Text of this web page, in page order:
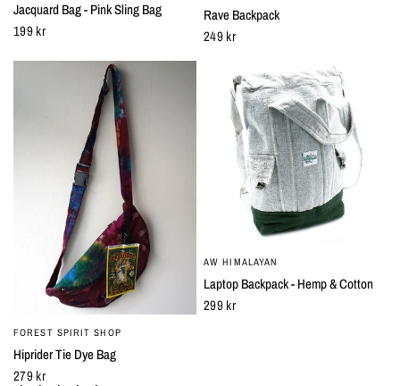
Jacquard Bag - Pink Sling Bag
199 kr
Rave Backpack
249 kr
SNABBTITT
FOREST SPIRIT SHOP
Hiprider Tie Dye Bag
279 kr
SNABBTITT
AW HIMALAYAN
Laptop Backpack - Hemp & Cotton
299 kr